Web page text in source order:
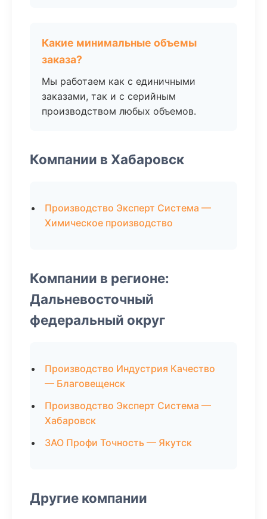
Какие минимальные объемы
заказа?
Мы работаем как с единичными
заказами, так и с серийным
производством любых объемов.
Компании в Хабаровск
Производство Эксперт Система —
Химическое производство
Компании в регионе:
Дальневосточный
федеральный округ
Производство Индустрия Качество
— Благовещенск
Производство Эксперт Система —
Хабаровск
ЗАО Профи Точность — Якутск
Другие компании